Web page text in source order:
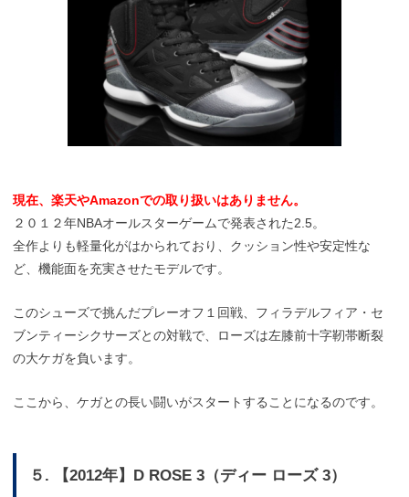
現在、楽天やAmazonでの取り扱いはありません。
２０１２年NBAオールスターゲームで発表された2.5。
全作よりも軽量化がはかられており、クッション性や安定性な
ど、機能面を充実させたモデルです。
このシューズで挑んだプレーオフ１回戦、フィラデルフィア・セ
ブンティーシクサーズとの対戦で、ローズは左膝前十字靭帯断裂
の大ケガを負います。
ここから、ケガとの長い闘いがスタートすることになるのです。
５. 【2012年】D ROSE 3（ディー ローズ 3）